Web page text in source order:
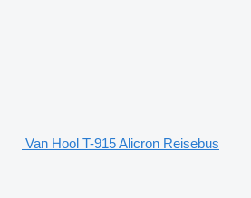
Van Hool T-915 Alicron Reisebus